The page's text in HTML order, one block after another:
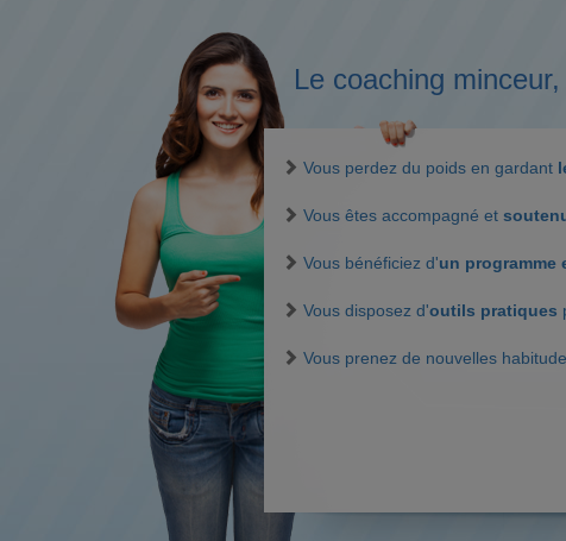
Le coaching
Vous perdez du poids en gardant
Vous êtes accompagné et
Vous bénéficiez d'un programme
Vous disposez d'outils pratiques
Vous prenez de nouvelles